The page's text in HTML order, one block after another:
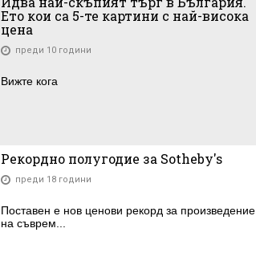
Ето кои са 5-те картини с най-висока
цена
преди 10 години
Вижте кога
Рекордно полугодие за Sotheby's
преди 18 години
Поставен е нов ценови рекорд за произведение
на съврем...